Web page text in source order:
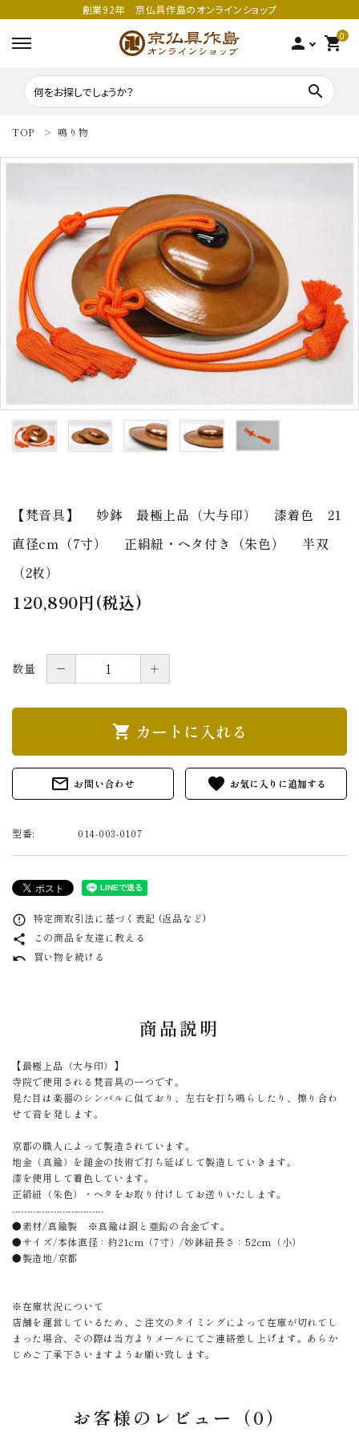
創業92年 京仏具作島のオンラインショップ
person 0
shopping_cart
search
密教法具
五鈷
錫杖
鳴り物
印金
寺院仏具
鳴り物
家庭用仏具
アウトレット
ご利用ガイド
プライバシーポリシー
TOP 鳴り物
【梵音具】 妙鉢 最極上品（大与印） 漆着色 21
直径cm（7寸） 正絹紐・ヘタ付き（朱色） 半双
（2枚）
120,890円(税込)
数量 － ＋
shopping_cart カートに入れる
mail_outline お問い合わせ favorite
型番: 014-003-0107
error_outline 特定商取引法に基づく表記 (返品など)
share この商品を友達に教える
undo 買い物を続ける
商品説明
【最極上品（大与印）】
寺院で使用される梵音具の一つです。
見た目は楽器のシンバルに似ており、左右を打ち鳴らしたり、擦り合わ
せて音を発します。
京都の職人によって製造されています。
地金（真鍮）を鎚金の技術で打ち延ばして製造していきます。
漆を使用して着色しています。
正絹紐（朱色）・ヘタをお取り付けしてお送りいたします。
-------------------------------
●素材/真鍮製 ※真鍮は銅と亜鉛の合金です。
●サイズ/本体直径：約21cm（7寸）/妙鉢紐長さ：52cm（小）
●製造地/京都
※在庫状況について
店舗を運営しているため、ご注文のタイミングによって在庫が切れてし
まった場合、その際は当方よりメールにてご連絡差し上げます。あらか
じめご了承下さいますようお願い致します。
お客様のレビュー（0）